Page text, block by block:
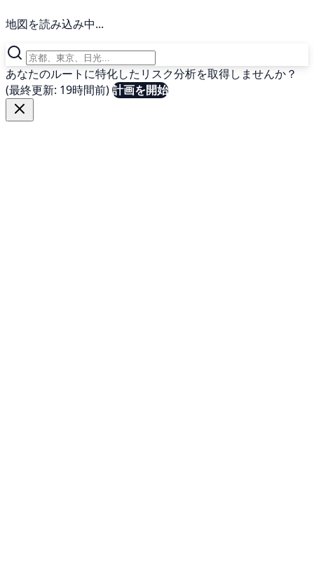
地図を読み込み中...
あなたのルートに特化したリスク分析を取得しませんか？
(最終更新: 19時間前)計画を開始